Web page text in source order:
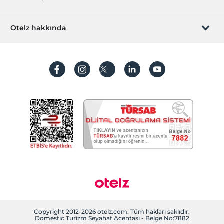
Sıkça sorulan sorular
İşlem rehberi
Hesap oluştur
Hemen tesisinizi ekleyin
Otelz hakkında
Koşullar ve şartlar
Aydınlatma metni
Çerez politikamız
Copyright 2012-2026 otelz.com. Tüm hakları saklıdır.
Domestic Turizm Seyahat Acentası - Belge No:7882